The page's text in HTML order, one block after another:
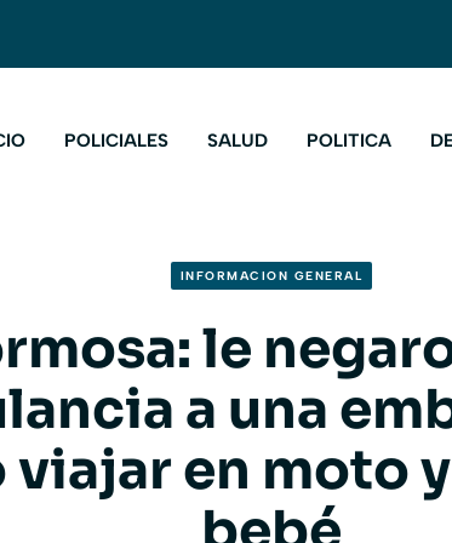
POLICIALES SALUD POLITICA
INFORMACION GENERAL
le
a una
en moto